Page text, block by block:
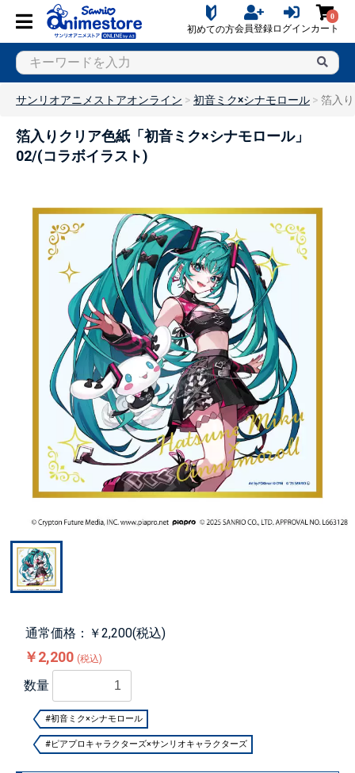
初めての方会員登録ログイン
0
カート
サンリオアニメストアオンライン 初音ミク×シナモロール 箔入
箔入りクリア色紙「初音ミク×シナモロール」
02/(コラボイラスト)
通常価格：￥2,200(税込)
￥2,200 (税込)
数量
#初音ミク×シナモロール
#ピアプロキャラクターズ×サンリオキャラクターズ